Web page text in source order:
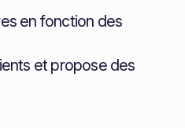
en fonction des
et propose des